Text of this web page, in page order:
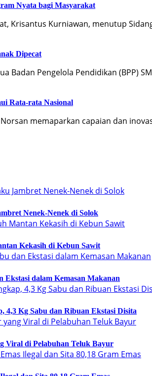
Nyata bagi Masyarakat
Krisantus Kurniawan, menutup
Dipecat
Badan Pengelola Pendidikan (BPP)
Rata-rata Nasional
memaparkan capaian dan
Nenek-Nenek di Solok
Kekasih di Kebun Sawit
Ekstasi dalam Kemasan Makanan
Kg Sabu dan Ribuan Ekstasi Disita
Viral di Pelabuhan Teluk Bayur